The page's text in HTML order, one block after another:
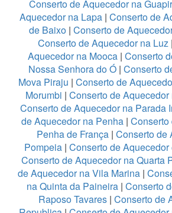
Conserto de Aquecedor na
Aquecedor na Lapa| Conserto de
de Baixo | Conserto de
Conserto de Aquecedor na Luz |
Aquecedor na Mooca| Conserto
Nossa Senhora do Ó | Conserto
Mova Piraju | Conserto de
Morumbi | Conserto de
Conserto de Aquecedor na Parada
de Aquecedor na Penha |
Penha de França | Conserto de
Pompeia| Conserto de
Conserto de Aquecedor na Quarta
de Aquecedor na Vila Marina |
na Quinta da Paineira | Conserto
Raposo Tavares| Conserto de